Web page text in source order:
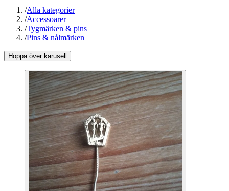
/Alla kategorier
/Accessoarer
/Tygmärken & pins
/Pins & nålmärken
Hoppa över karusell